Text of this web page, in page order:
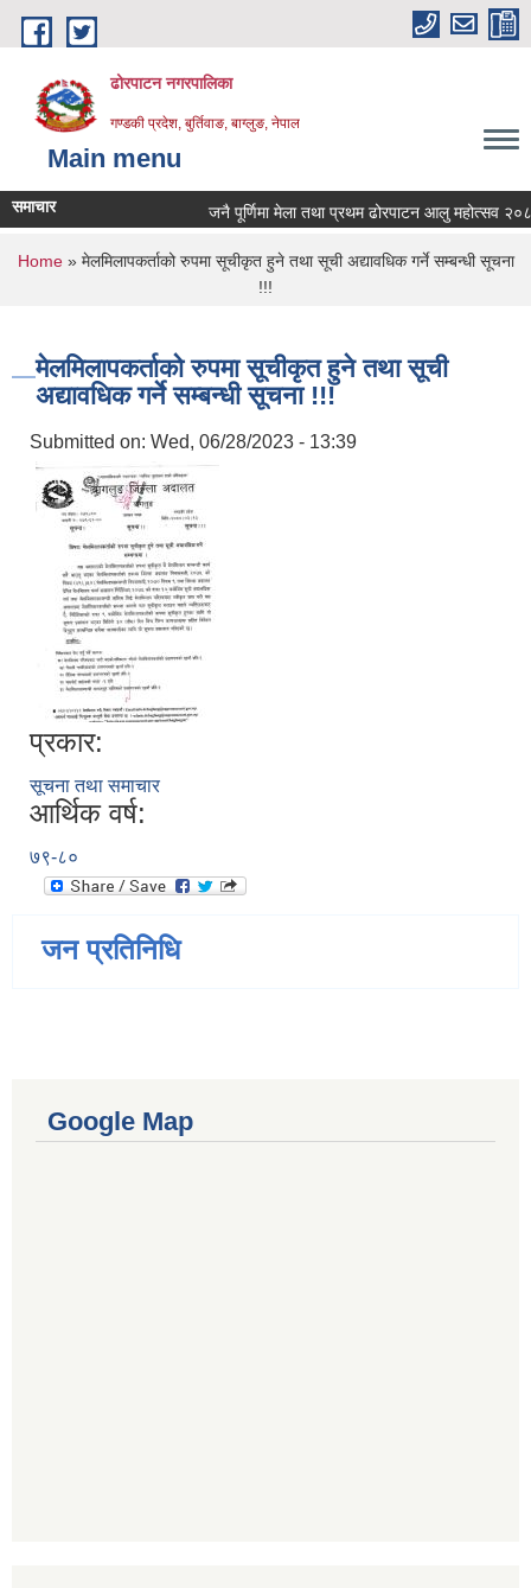
Skip to main content
ढोरपाटन नगरपालिका
गण्डकी प्रदेश, बुर्तिवाङ, बाग्लुङ, नेपाल
Main menu
समाचार जनै पूर्णिमा मेला तथा प्रथम ढोरपाटन आलु महोत्सव
You are here
Home» मेलमिलापकर्ताको रुपमा सूचीकृत हुने तथा सूची अद्यावधिक गर्ने सम्बन्धी सूचना
!!!
मेलमिलापकर्ताको रुपमा सूचीकृत हुने तथा सूची
अद्यावधिक गर्ने सम्बन्धी सूचना !!!
Submitted on: Wed, 06/28/2023 - 13:39
प्रकार:
सूचना तथा समाचार
आर्थिक वर्ष:
७९-८०
जन प्रतिनिधि
Google Map